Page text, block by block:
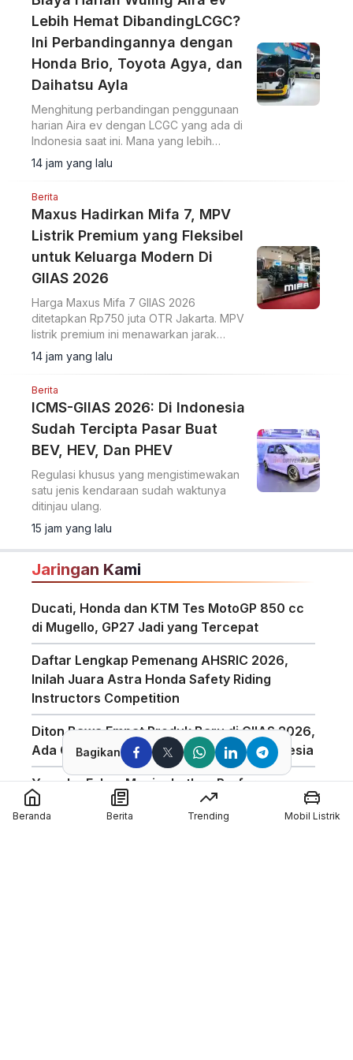
Lebih Hemat DibandingLCGC?
Ini Perbandingannya dengan
Honda Brio, Toyota Agya, dan
Daihatsu Ayla
Menghitung perbandingan penggunaan
harian Aira ev dengan LCGC yang ada di
Indonesia saat ini. Mana yang lebih
hemat?
14 jam yang lalu
Berita
Maxus Hadirkan Mifa 7, MPV
Listrik Premium yang Fleksibel
untuk Keluarga Modern Di
GIIAS 2026
Harga Maxus Mifa 7 GIIAS 2026
ditetapkan Rp750 juta OTR Jakarta. MPV
listrik premium ini menawarkan jarak
tempuh 570 km dan ADAS Level 2+.
14 jam yang lalu
Berita
ICMS-GIIAS 2026: Di Indonesia
Sudah Tercipta Pasar Buat
BEV, HEV, Dan PHEV
Regulasi khusus yang mengistimewakan
satu jenis kendaraan sudah waktunya
ditinjau ulang.
15 jam yang lalu
Jaringan Kami
Ducati, Honda dan KTM Tes MotoGP 850 cc
di Mugello, GP27 Jadi yang Tercepat
Daftar Lengkap Pemenang AHSRIC 2026,
Inilah Juara Astra Honda Safety Riding
Instructors Competition
Diton Bawa Empat Produk Baru di GIIAS 2026,
Ada Compound Aerosol Pertama di Indonesia
Yamaha Fokus Meningkatkan Performa
Bagian Depan Untuk Motor 850cc
Bagikan
Beranda Berita Trending Mobil Listrik